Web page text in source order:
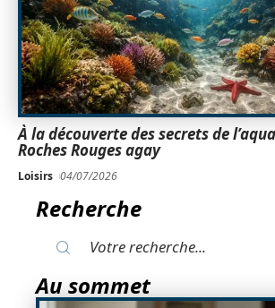
À la découverte des secrets de
Roches Rouges agay
Loisirs 04/07/2026
Recherche
Au sommet